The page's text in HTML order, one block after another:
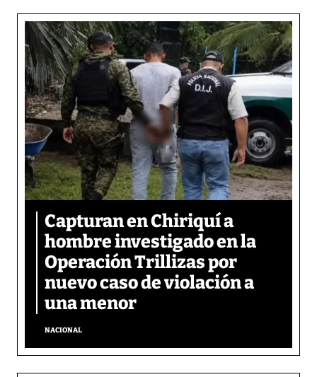
Capturan en Chiriquí a
hombre investigado en la
Operación Trillizas por
nuevo caso de violación a
una menor
NACIONAL